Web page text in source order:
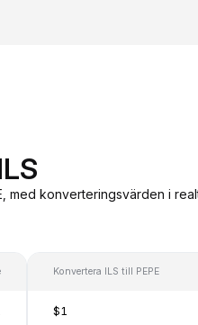
med konverteringsvärden i
Konvertera ILS till PEPE
$1